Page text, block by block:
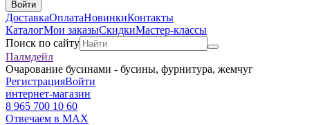
Войти
ДоставкаОплатаНовинкиКонтакты
КаталогМои заказыСкидкиМастер-классы
Поиск по сайту
Палмдейл
Очарование бусинами - бусины, фурнитура, жемчуг
РегистрацияВойти
интернет-магазин
8 965 700 10 60
Отвечаем в MAX